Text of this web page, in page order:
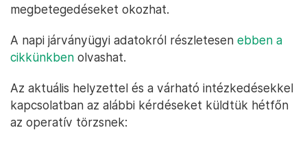
megbetegedéseket okozhat.
A napi járványügyi adatokról részletesen ebben a
cikkünkben olvashat.
Az aktuális helyzettel és a várható intézkedésekkel
kapcsolatban az alábbi kérdéseket küldtük hétfőn
az operatív törzsnek: